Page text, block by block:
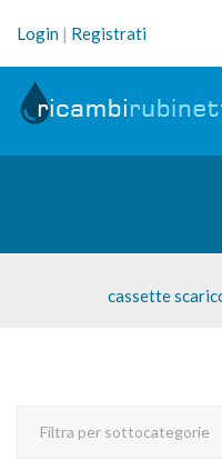
Login | Registrati
cassette
Filtra per sottocategorie